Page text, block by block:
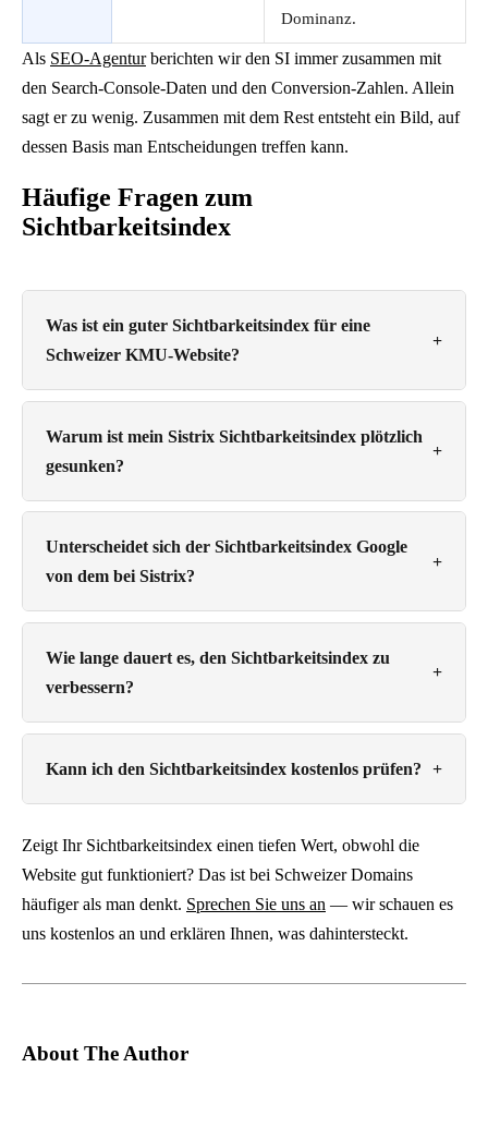
Dominanz.
Als SEO-Agenturberichten wir den SI immer zusammen mit
den Search-Console-Daten und den Conversion-Zahlen. Allein
sagt er zu wenig. Zusammen mit dem Rest entsteht ein Bild, auf
dessen Basis man Entscheidungen treffen kann.
Häufige Fragen zum
Sichtbarkeitsindex
Was ist ein guter Sichtbarkeitsindex für eine
Schweizer KMU-Website?
+
Warum ist mein Sistrix Sichtbarkeitsindex plötzlich
gesunken?
+
Unterscheidet sich der Sichtbarkeitsindex Google
von dem bei Sistrix?
+
Wie lange dauert es, den Sichtbarkeitsindex zu
verbessern?
+
Kann ich den Sichtbarkeitsindex kostenlos prüfen? +
Zeigt Ihr Sichtbarkeitsindex einen tiefen Wert, obwohl die
Website gut funktioniert? Das ist bei Schweizer Domains
häufiger als man denkt. Sprechen Sie uns an — wir schauen es
uns kostenlos an und erklären Ihnen, was dahintersteckt.
About The Author